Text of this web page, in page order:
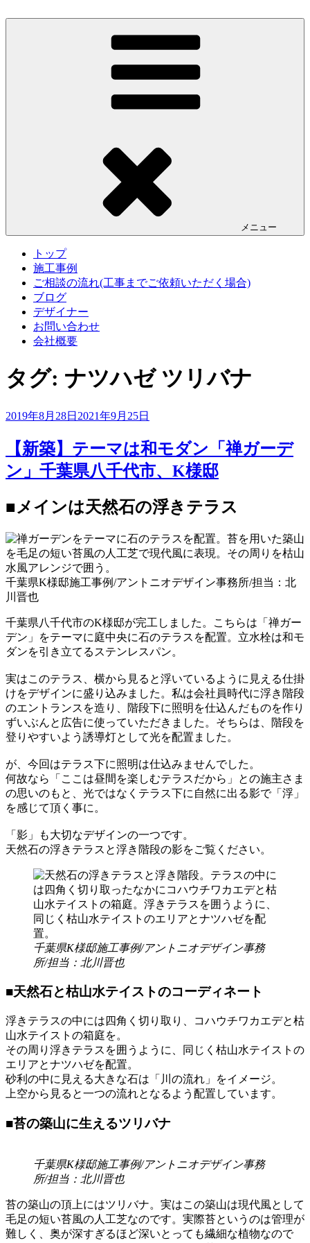
エクステリアデザイン.com
千葉県柏市のアントニオデザイン事務所では、ナチュラルな
エクステリアデザインにこだわる方の外構やガーデンのプラ
ンをはじめ、設計施工を承ります。柏の葉キャンパスを拠点
とし、柏・流山・松戸を中心に首都圏にて活動をしておりま
メニュー
トップ
施工事例
ご相談の流れ(工事までご依頼いただく場合)
ブログ
デザイナー
お問い合わせ
会社概要
タグ: ナツハゼ ツリバナ
投
日:
2019年8月28日 2021年9月25日
【新築】テーマは和モダン「禅ガーデ
ン」千葉県八千代市、K様邸
■メインは天然石の浮きテラス
千葉県K様邸施工事例/アントニオデザイン事務所/担当：北
川晋也
千葉県八千代市のK様邸が完工しました。こちらは「禅ガー
デン」をテーマに庭中央に石のテラスを配置。立水栓は和モ
ダンを引き立てるステンレスパン。
実はこのテラス、横から見ると浮いているように見える仕掛
けをデザインに盛り込みました。私は会社員時代に浮き階段
のエントランスを造り、階段下に照明を仕込んだものを作り
ずいぶんと広告に使っていただきました。そちらは、階段を
登りやすいよう誘導灯として光を配置ました。
が、今回はテラス下に照明は仕込みませんでした。
何故なら「ここは昼間を楽しむテラスだから」との施主さま
の思いのもと、光ではなくテラス下に自然に出る影で「浮」
を感じて頂く事に。
「影」も大切なデザインの一つです。
天然石の浮きテラスと浮き階段の影をご覧ください。
千葉県K様邸施工事例/アントニオデザイン事務
所/担当：北川晋也
■天然石と枯山水テイストのコーディネート
浮きテラスの中には四角く切り取り、コハウチワカエデと枯
山水テイストの箱庭を。
その周り浮きテラスを囲うように、同じく枯山水テイストの
エリアとナツハゼを配置。
砂利の中に見える大きな石は「川の流れ」をイメージ。
上空から見ると一つの流れとなるよう配置しています。
■苔の築山に生えるツリバナ
千葉県K様邸施工事例/アントニオデザイン事務
所/担当：北川晋也
苔の築山の頂上にはツリバナ。実はこの築山は現代風として
毛足の短い苔風の人工芝なのです。実際苔というのは管理が
難しく、奥が深すぎるほど深いとっても繊細な植物なので